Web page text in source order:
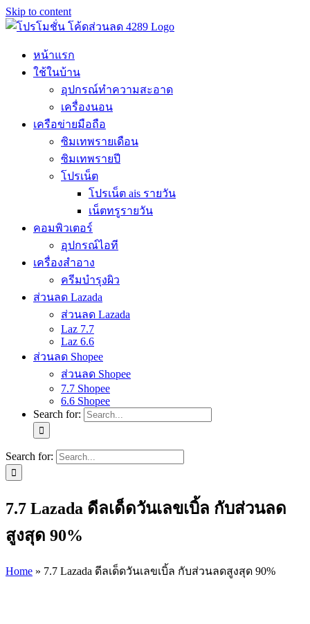
Skip to content
หน้าแรก
ใช้ในบ้าน
อุปกรณ์ทำความสะอาด
เครื่องนอน
เครือข่ายมือถือ
ซิมเทพรายเดือน
ซิมเทพรายปี
โปรเน็ต
โปรเน็ต ais รายวัน
เน็ตทรูรายวัน
คอมพิวเตอร์
อุปกรณ์ไอที
เครื่องสำอาง
ครีมบำรุงผิว
ส่วนลด Lazada
ส่วนลด Lazada
Laz 7.7
Laz 6.6
ส่วนลด Shopee
ส่วนลด Shopee
7.7 Shopee
6.6 Shopee
Search for:
Search for:
7.7 Lazada ดีลเด็ดวันเลขเบิ้ล กับส่วนลด
สูงสุด 90%
Home » 7.7 Lazada ดีลเด็ดวันเลขเบิ้ล กับส่วนลดสูงสุด 90%